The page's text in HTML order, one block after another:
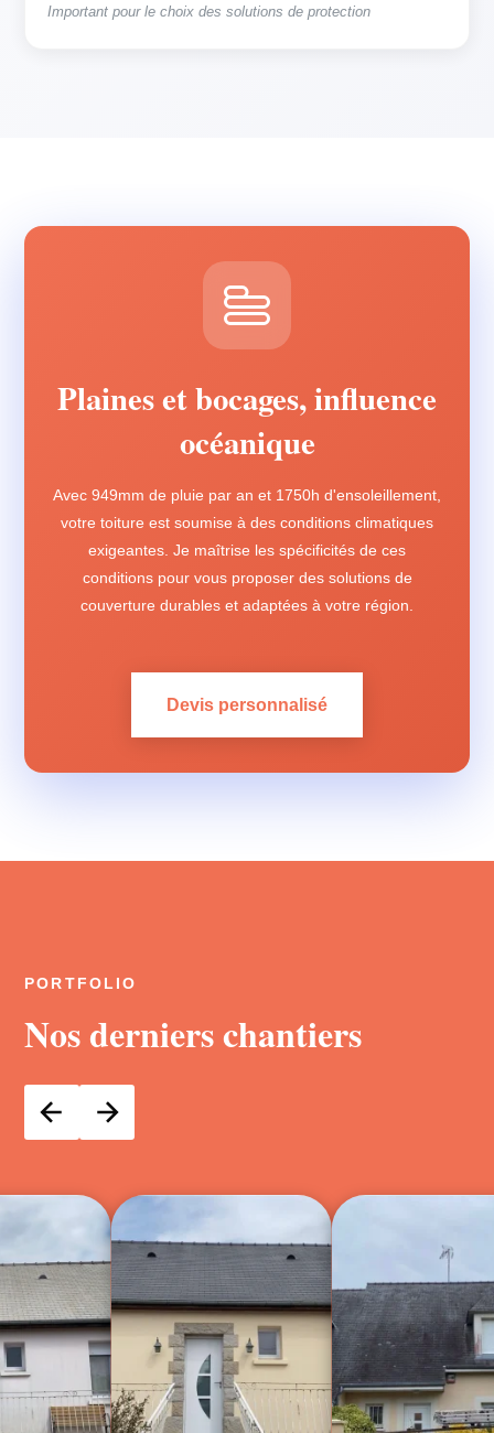
Important pour le choix des solutions de protection
Plaines et bocages, influence
océanique
Avec 949mm de pluie par an et 1750h d'ensoleillement,
votre toiture est soumise à des conditions climatiques
exigeantes. Je maîtrise les spécificités de ces
conditions pour vous proposer des solutions de
couverture durables et adaptées à votre région.
Devis personnalisé
PORTFOLIO
Nos derniers chantiers